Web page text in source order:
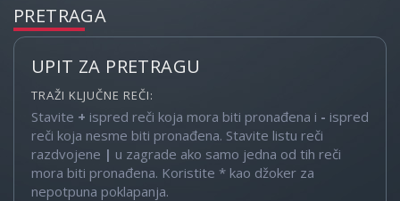
PRETRAGA
UPIT ZA PRETRAGU
TRAŽI KLJUČNE REČI:
Stavite + ispred reči koja mora biti pronađena i - ispred
reči koja nesme biti pronađena. Stavite listu reči
razdvojene | u zagrade ako samo jedna od tih reči
mora biti pronađena. Koristite * kao džoker za
nepotpuna poklapanja.